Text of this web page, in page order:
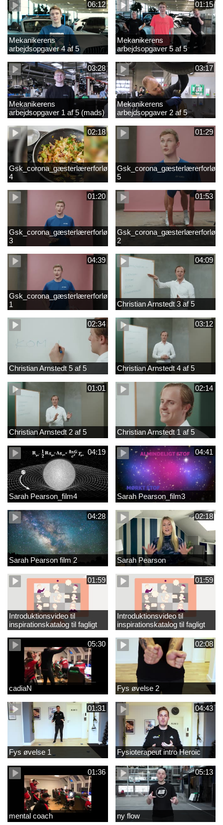
06:12
Mekanikerens
arbejdsopgaver 4 af 5
(Frederik Vesti)
01:15
Mekanikerens
arbejdsopgaver 5 af 5
(Frederik Vesti)
03:28
Mekanikerens
arbejdsopgaver 1 af 5 (mads)
03:17
Mekanikerens
arbejdsopgaver 2 af 5
(magnus)
02:18
Gsk_corona_gæsterlærerforløb_Axelsen_del
4
01:29
5
01:20
Gsk_corona_gæsterlærerforløb_Axelsen_del
3
01:53
2
04:39
Gsk_corona_gæsterlærerforløb_Axelsen_del
1
04:09
Christian Arnstedt 3 af 5
02:34
Christian Arnstedt 5 af 5
03:12
Christian Arnstedt 4 af 5
01:01
Christian Arnstedt 2 af 5
02:14
Christian Arnstedt 1 af 5
04:19
Sarah Pearson_film4
04:41
Sarah Pearson_film3
04:28
Sarah Pearson film 2
02:18
Sarah Pearson
01:59
Introduktionsvideo til
inspirationskatalog til fagligt
løft_tilrettet
01:59
Introduktionsvideo til
inspirationskatalog til fagligt
løft
05:30
cadiaN
02:08
Fys øvelse 2
01:31
Fys øvelse 1
04:43
Fysioterapeut intro Heroic
01:36
mental coach
05:13
ny flow